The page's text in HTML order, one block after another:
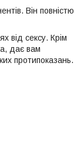
Він повністю
від сексу. Крім
дає вам
протипоказань.